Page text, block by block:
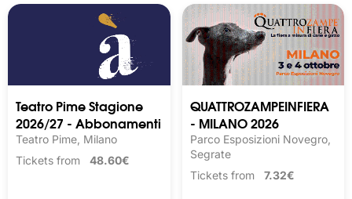
Teatro Pime Stagione
2026/27 - Abbonamenti
Teatro Pime, Milano
Tickets from 48.60€
QUATTROZAMPEINFIERA
- MILANO 2026
Parco Esposizioni Novegro,
Segrate
Tickets from 7.32€